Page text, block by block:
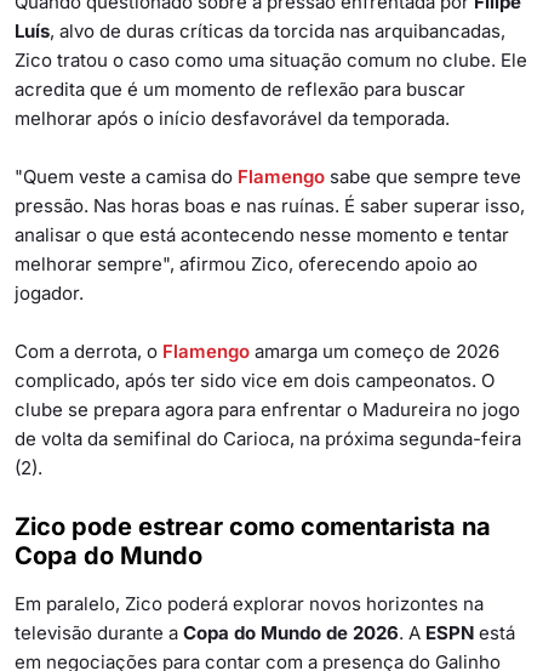
Luís, alvo de duras críticas da torcida nas arquibancadas,
Zico tratou o caso como uma situação comum no clube. Ele
acredita que é um momento de reflexão para buscar
melhorar após o início desfavorável da temporada.
"Quem veste a camisa do Flamengo sabe que sempre teve
pressão. Nas horas boas e nas ruínas. É saber superar isso,
analisar o que está acontecendo nesse momento e tentar
melhorar sempre", afirmou Zico, oferecendo apoio ao
jogador.
Com a derrota, o Flamengo amarga um começo de 2026
complicado, após ter sido vice em dois campeonatos. O
clube se prepara agora para enfrentar o Madureira no jogo
de volta da semifinal do Carioca, na próxima segunda-feira
(2).
Zico pode estrear como comentarista na
Copa do Mundo
Em paralelo, Zico poderá explorar novos horizontes na
televisão durante a Copa do Mundo de 2026. A ESPN está
em negociações para contar com a presença do Galinho